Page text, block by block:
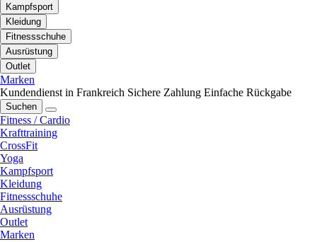
Kampfsport
Kleidung
Fitnessschuhe
Ausrüstung
Outlet
Marken
Kundendienst in Frankreich Sichere Zahlung Einfache Rückgabe
Suchen
Fitness / Cardio
Krafttraining
CrossFit
Yoga
Kampfsport
Kleidung
Fitnessschuhe
Ausrüstung
Outlet
Marken